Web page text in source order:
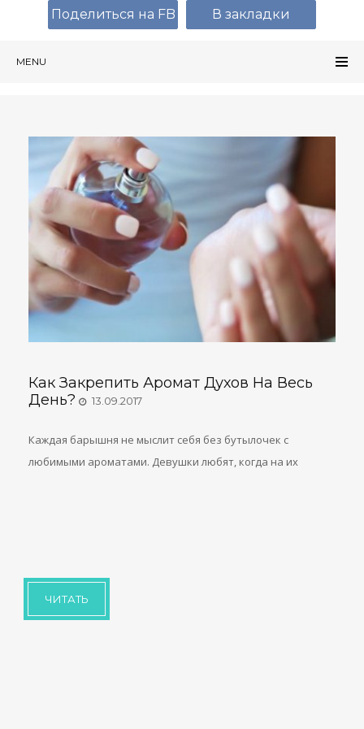
MENU
Как Закрепить Аромат Духов На Весь
День?
13.09.2017
Каждая барышня не мыслит себя без бутылочек с
любимыми ароматами. Девушки любят, когда на их
ЧИТАТЬ
Поделиться на FB В закладки